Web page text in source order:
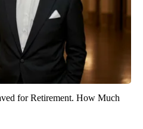
for Retirement. How Much